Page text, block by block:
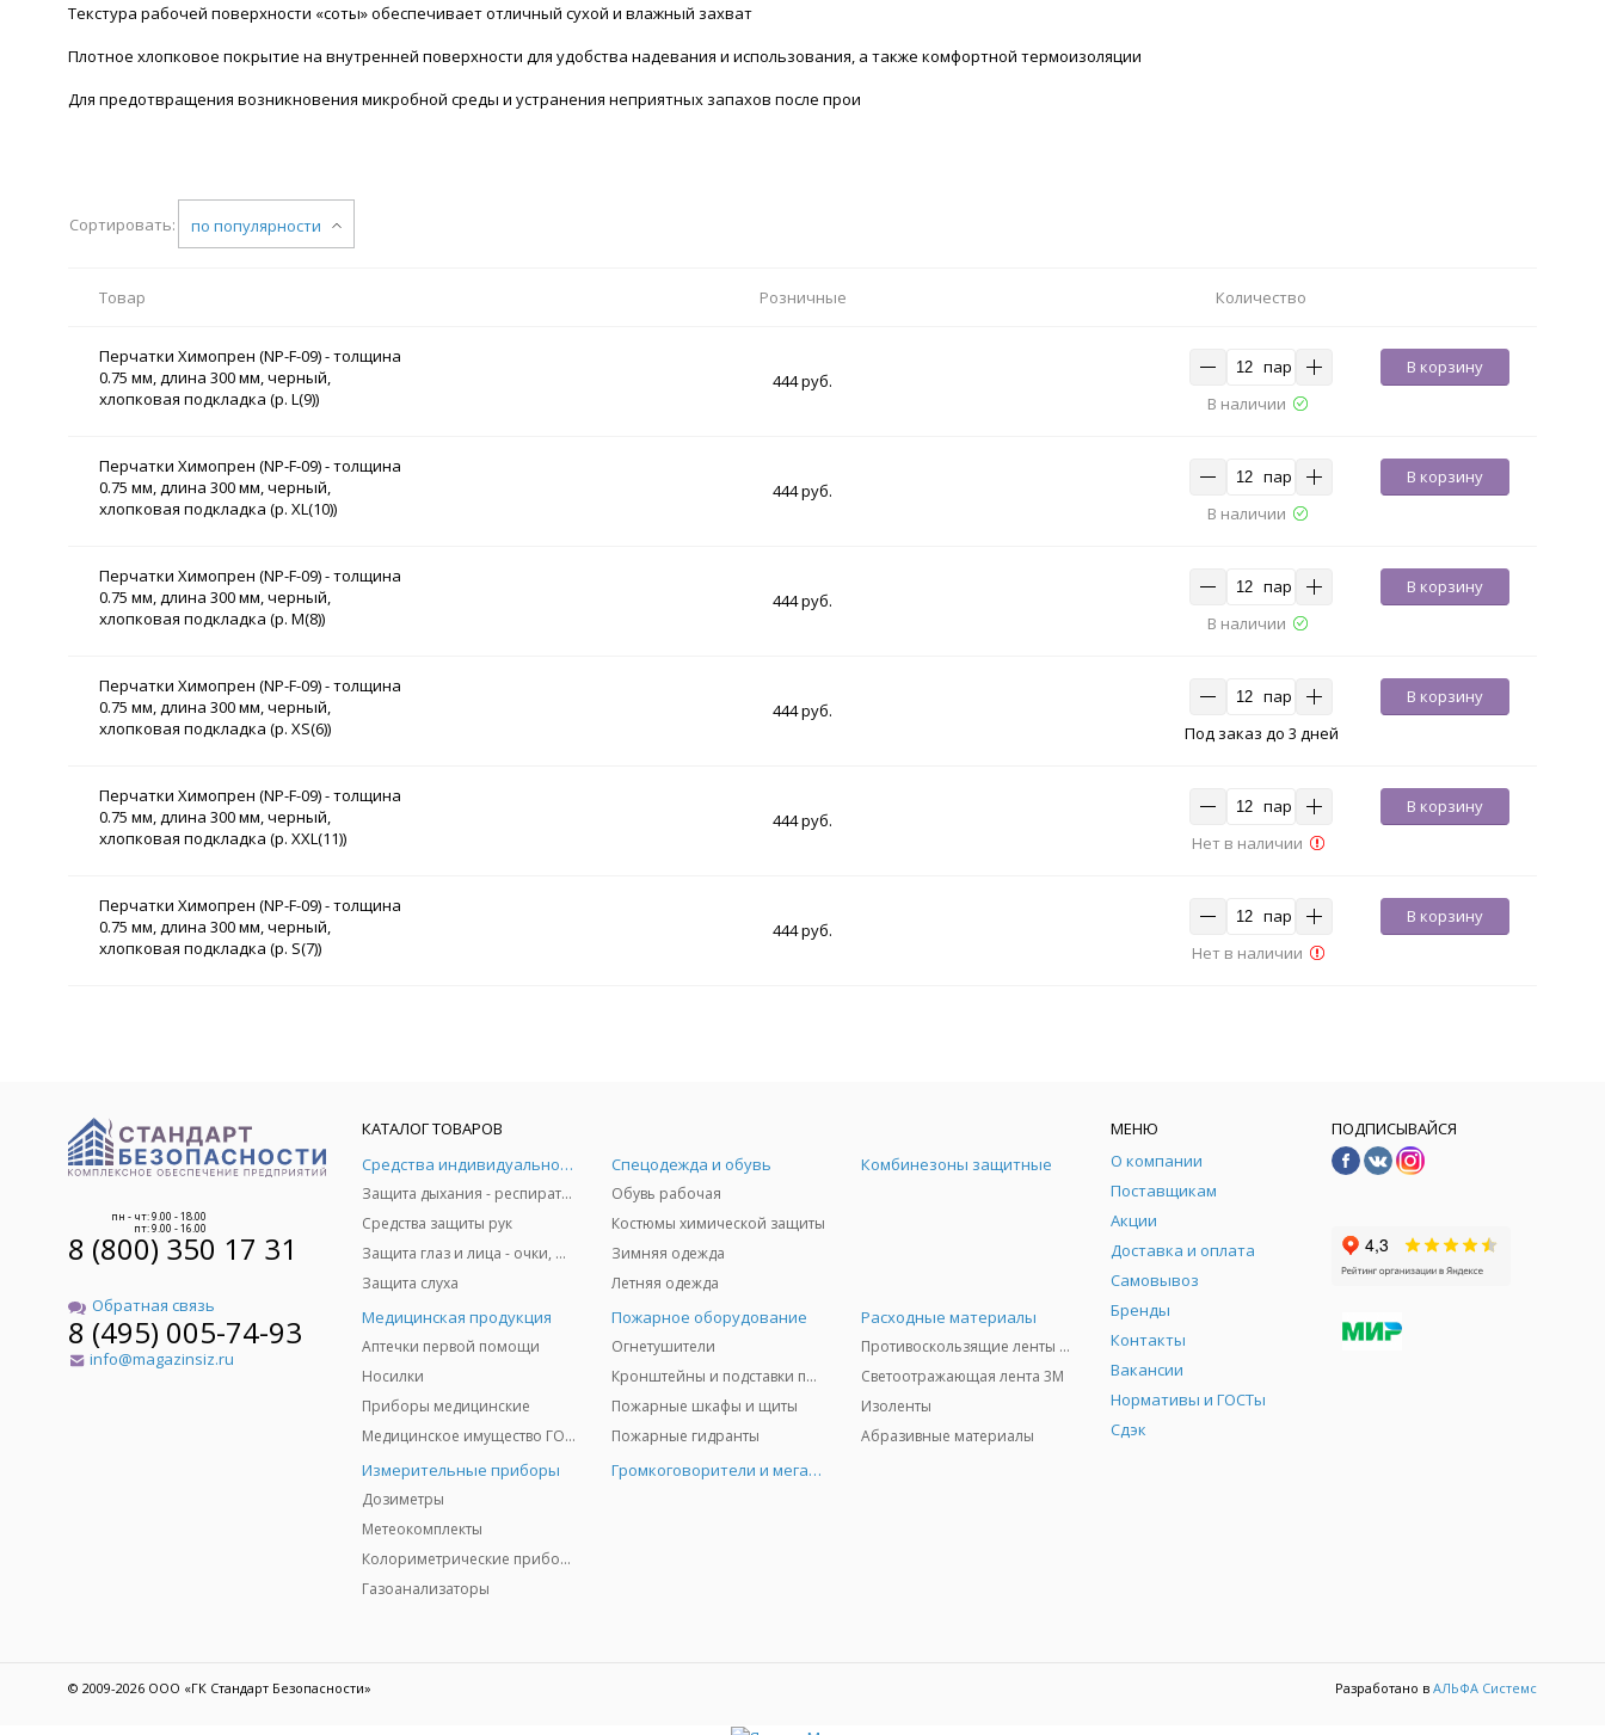
Текстура рабочей поверхности «соты» обеспечивает отличный сухой и влажный захват
Плотное хлопковое покрытие на внутренней поверхности для удобства надевания и использования, а также комфортной термоизоляции
Для предотвращения возникновения микробной среды и устранения неприятных запахов после прои
Сортировать: по популярности
Товар Розничные Количество
Перчатки Химопрен (NP-F-09) - толщина
0.75 мм, длина 300 мм, черный,
хлопковая подкладка (р. L(9))
444 руб.
пар
В корзину
В наличии
Перчатки Химопрен (NP-F-09) - толщина
0.75 мм, длина 300 мм, черный,
хлопковая подкладка (р. XL(10))
444 руб.
пар
В корзину
В наличии
Перчатки Химопрен (NP-F-09) - толщина
0.75 мм, длина 300 мм, черный,
хлопковая подкладка (р. M(8))
444 руб.
пар
В корзину
В наличии
Перчатки Химопрен (NP-F-09) - толщина
0.75 мм, длина 300 мм, черный,
хлопковая подкладка (р. XS(6))
444 руб.
пар
В корзину
Под заказ до 3 дней
Перчатки Химопрен (NP-F-09) - толщина
0.75 мм, длина 300 мм, черный,
хлопковая подкладка (р. XXL(11))
444 руб.
пар
В корзину
Нет в наличии
Перчатки Химопрен (NP-F-09) - толщина
0.75 мм, длина 300 мм, черный,
хлопковая подкладка (р. S(7))
444 руб.
пар
В корзину
Нет в наличии
пн - чт: 9.00 - 18.00
пт: 9.00 - 16.00
8 (800) 350 17 31
Обратная связь
8 (495) 005-74-93
info@magazinsiz.ru
КАТАЛОГ ТОВАРОВ
Средства индивидуальной защиты
Защита дыхания - респираторы, противогазы, фильтры, дозиметры
Средства защиты рук
Защита глаз и лица - очки, щитки
Защита слуха
Спецодежда и обувь
Обувь рабочая
Костюмы химической защиты
Зимняя одежда
Летняя одежда
Комбинезоны защитные
Медицинская продукция
Аптечки первой помощи
Носилки
Приборы медицинские
Медицинское имущество ГО и ЧС
Пожарное оборудование
Огнетушители
Кронштейны и подставки под огнетушители
Пожарные шкафы и щиты
Пожарные гидранты
Расходные материалы
Противоскользящие ленты 3М
Светоотражающая лента 3M
Изоленты
Абразивные материалы
Измерительные приборы
Дозиметры
Метеокомплекты
Колориметрические приборы
Газоанализаторы
Громкоговорители и мегафоны
МЕНЮ
О компании
Поставщикам
Акции
Доставка и оплата
Самовывоз
Бренды
Контакты
Вакансии
Нормативы и ГОСТы
Сдэк
ПОДПИСЫВАЙСЯ
© 2009-2026 ООО «ГК Стандарт Безопасности» Разработано в АЛЬФА Системс